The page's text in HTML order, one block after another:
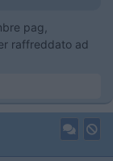
pag,
raffreddato ad